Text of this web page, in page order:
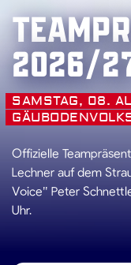
2026/
SAMSTAG, 08.
Offizielle
Lechner auf dem
Voice" Peter
Uhr.